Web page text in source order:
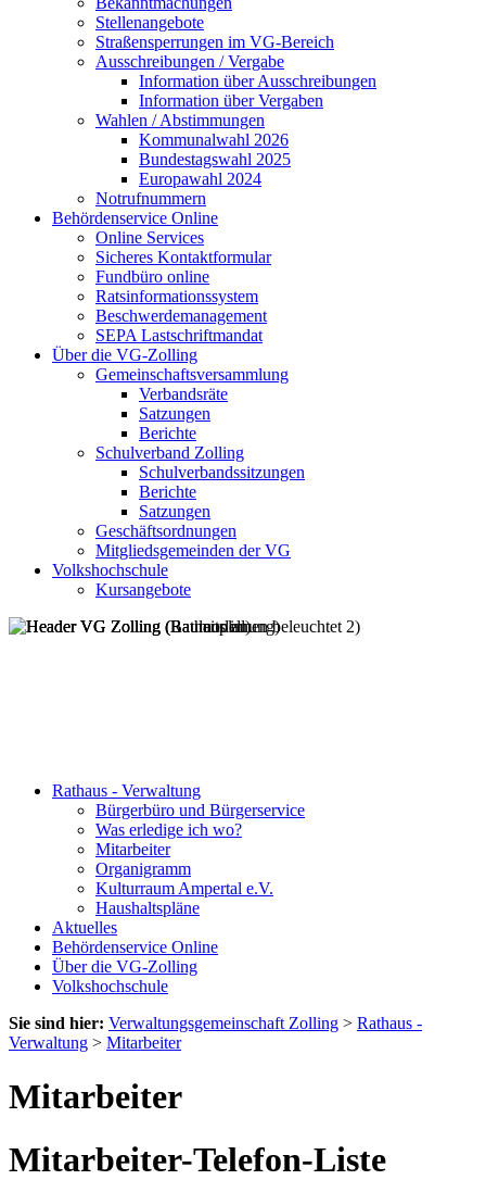
Stellenangebote
Straßensperrungen im VG-Bereich
Ausschreibungen / Vergabe
Information über Ausschreibungen
Information über Vergaben
Wahlen / Abstimmungen
Kommunalwahl 2026
Bundestagswahl 2025
Europawahl 2024
Notrufnummern
Behördenservice Online
Online Services
Sicheres Kontaktformular
Fundbüro online
Ratsinformationssystem
Beschwerdemanagement
SEPA Lastschriftmandat
Über die VG-Zolling
Gemeinschaftsversammlung
Verbandsräte
Satzungen
Berichte
Schulverband Zolling
Schulverbandssitzungen
Berichte
Satzungen
Geschäftsordnungen
Mitgliedsgemeinden der VG
Volkshochschule
Kursangebote
Rathaus - Verwaltung
Bürgerbüro und Bürgerservice
Was erledige ich wo?
Mitarbeiter
Organigramm
Kulturraum Ampertal e.V.
Haushaltspläne
Aktuelles
Behördenservice Online
Über die VG-Zolling
Volkshochschule
Sie sind hier: Verwaltungsgemeinschaft Zolling > Rathaus -
Verwaltung > Mitarbeiter
Mitarbeiter
Mitarbeiter-Telefon-Liste